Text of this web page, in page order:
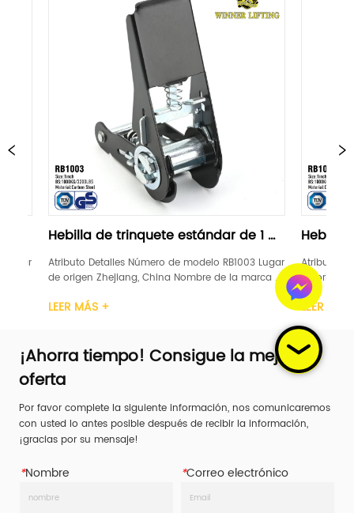
trinquete estándar de 1
Número de modelo RB1003 Lugar
China Nombre de la marca
pulgada Material Acero carbono
Hebilla de trinquete
"negra
Atributo Detalles Número de
de origen Zhejiang, China
LEVANTAMIENTO DE
TUV Ancho 1 pulgada Material
Mango de trinquete Plástico /
Aluminio Límite de car...
¡Ahorra tiempo! Consigue la mejor
oferta
Por favor complete la siguiente información, nos comunicaremos
con usted lo antes posible después de recibir la información,
¡gracias por su mensaje!
*Nombre *Correo electrónico